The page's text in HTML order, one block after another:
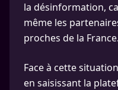
la désinformation,
même les
proches de la France.
Face à cette
en saisissant la